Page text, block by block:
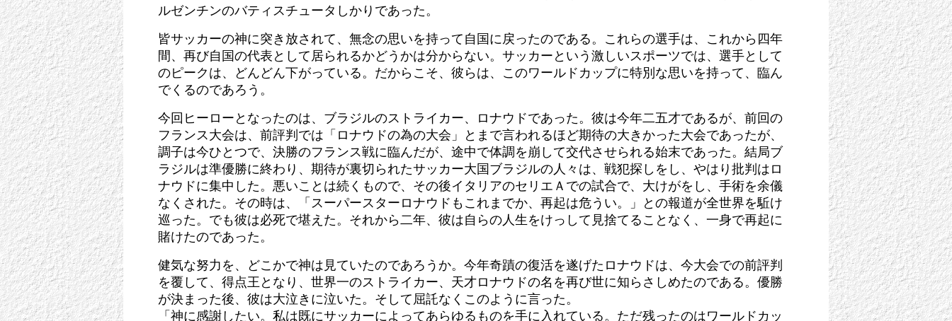
ルゼンチンのバティスチュータしかりであった。
皆サッカーの神に突き放されて、無念の思いを持って自国に戻ったのである。これらの選手は、これから四年
間、再び自国の代表として居られるかどうかは分からない。サッカーという激しいスポーツでは、選手として
のピークは、どんどん下がっている。だからこそ、彼らは、このワールドカップに特別な思いを持って、臨ん
でくるのであろう。
今回ヒーローとなったのは、ブラジルのストライカー、ロナウドであった。彼は今年二五才であるが、前回の
フランス大会は、前評判では「ロナウドの為の大会」とまで言われるほど期待の大きかった大会であったが、
調子は今ひとつで、決勝のフランス戦に臨んだが、途中で体調を崩して交代させられる始末であった。結局ブ
ラジルは準優勝に終わり、期待が裏切られたサッカー大国ブラジルの人々は、戦犯探しをし、やはり批判はロ
ナウドに集中した。悪いことは続くもので、その後イタリアのセリエＡでの試合で、大けがをし、手術を余儀
なくされた。その時は、「スーパースターロナウドもこれまでか、再起は危うい。」との報道が全世界を駈け
巡った。でも彼は必死で堪えた。それから二年、彼は自らの人生をけっして見捨てることなく、一身で再起に
賭けたのであった。
健気な努力を、どこかで神は見ていたのであろうか。今年奇蹟の復活を遂げたロナウドは、今大会での前評判
を覆して、得点王となり、世界一のストライカー、天才ロナウドの名を再び世に知らさしめたのである。優勝
が決まった後、彼は大泣きに泣いた。そして屈託なくこのように言った。
「神に感謝したい。私は既にサッカーによってあらゆるものを手に入れている。ただ残ったのはワールドカッ